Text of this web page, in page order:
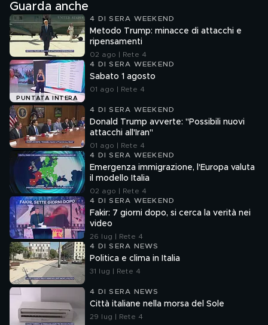
Guarda anche
4 DI SERA WEEKEND
Metodo Trump: minacce di attacchi e
ripensamenti
02 ago | Rete 4
PUNTATA INTERA
4 DI SERA WEEKEND
Sabato 1 agosto
01 ago | Rete 4
4 DI SERA WEEKEND
Donald Trump avverte: "Possibili nuovi
attacchi all'Iran"
01 ago | Rete 4
4 DI SERA WEEKEND
Emergenza immigrazione, l'Europa valuta
il modello Italia
02 ago | Rete 4
4 DI SERA WEEKEND
Fakir: 7 giorni dopo, si cerca la verità nei
video
26 lug | Rete 4
4 DI SERA NEWS
Politica e clima in Italia
31 lug | Rete 4
4 DI SERA NEWS
Città italiane nella morsa del Sole
29 lug | Rete 4